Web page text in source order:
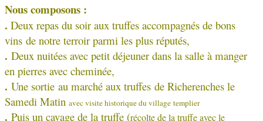
Nous composons :
. Deux repas du soir aux truffes accompagnés de bons
vins de notre terroir parmi les plus réputés,
. Deux nuitées avec petit déjeuner dans la salle à manger
en pierres avec cheminée,
. Une sortie au marché aux truffes de Richerenches le
Samedi Matin avec visite historique du village templier
. Puis un cavage de la truffe (récolte de la truffe avec le